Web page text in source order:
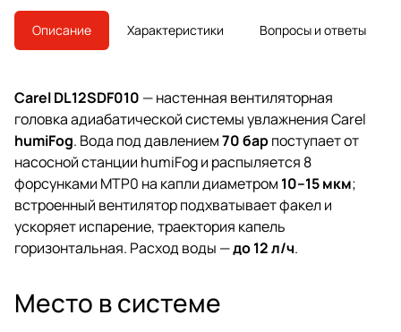
формирует устойчивый поток,
который снижает локальные
переувлажнения и помогает
рабочей зоне.
Описание Характеристики Вопросы и ответы
Carel DL12SDF010 — настенная вентиляторная
головка адиабатической системы увлажнения Carel
humiFog. Вода под давлением70 барпоступает от
насосной станции humiFog и распыляется 8
форсунками MTP0 на капли диаметром 10–15 мкм;
встроенный вентилятор подхватывает факел и
ускоряет испарение, траектория капель
горизонтальная. Расход воды —до 12 л/ч.
Место в системе